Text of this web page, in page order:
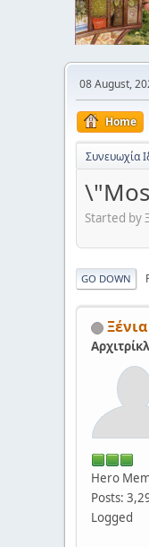
08 August,
Home
Συνευωχία
Started by
GO DOWN
Ξένια
Hero
Posts:
Logged